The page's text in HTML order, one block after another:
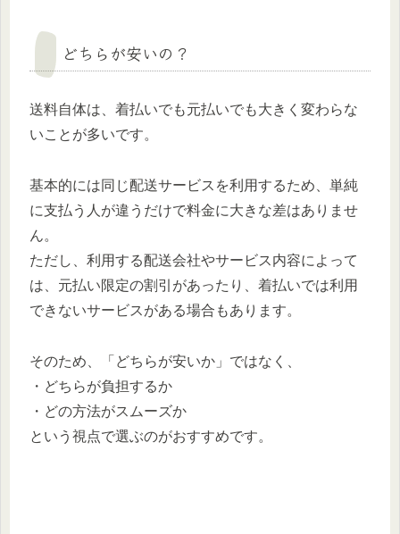
どちらが安いの？
送料自体は、着払いでも元払いでも大きく変わらな
いことが多いです。
基本的には同じ配送サービスを利用するため、単純
に支払う人が違うだけで料金に大きな差はありませ
ん。
ただし、利用する配送会社やサービス内容によって
は、元払い限定の割引があったり、着払いでは利用
できないサービスがある場合もあります。
そのため、「どちらが安いか」ではなく、
・どちらが負担するか
・どの方法がスムーズか
という視点で選ぶのがおすすめです。